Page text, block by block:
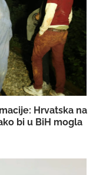
Hrvatska na
bi u BiH mogla